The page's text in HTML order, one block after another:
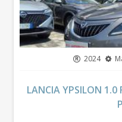
2024
LANCIA YPSILON